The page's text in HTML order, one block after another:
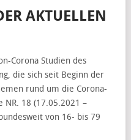
AKTUELLEN
Corona Studien des
die sich seit Beginn der
rund um die Corona-
NR. 18 (17.05.2021 –
von 16- bis 79